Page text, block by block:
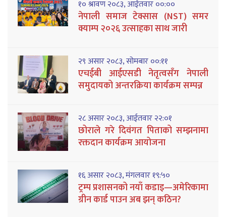
१० श्रावण २०८३, आईतवार ००:००
नेपाली समाज टेक्सास (NST) समर
क्याम्प २०२६ उत्साहका साथ जारी
२९ असार २०८३, सोमबार ००:११
एचईबी आईएसडी नेतृत्वसँग नेपाली
समुदायको अन्तरक्रिया कार्यक्रम सम्पन्न
२८ असार २०८३, आईतवार २२:०१
छोराले गरे दिवंगत पिताको सम्झनामा
रक्तदान कार्यक्रम आयोजना
१६ असार २०८३, मंगलवार १९:५०
ट्रम्प प्रशासनको नयाँ कडाइ—अमेरिकामा
ग्रीन कार्ड पाउन अब झन् कठिन?